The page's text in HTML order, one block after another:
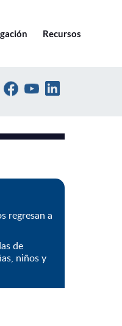
Recursos
regresan a
de
niños y